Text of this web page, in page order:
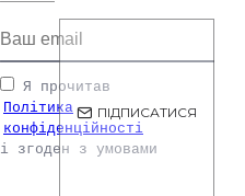
ПІДПИСАТИСЯ
Я прочитав
Політика
конфіденційності
і згоден з умовами